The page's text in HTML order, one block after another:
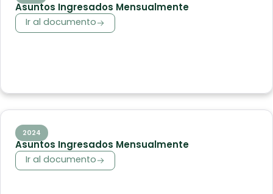
Asuntos Ingresados Mensualmente
Ir al documento
2024
Asuntos Ingresados Mensualmente
Ir al documento